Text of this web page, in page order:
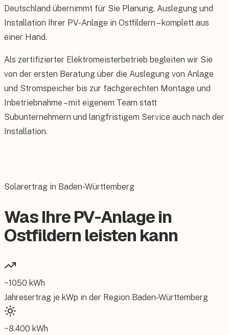
Deutschland übernimmt für Sie Planung, Auslegung und
Installation Ihrer PV-Anlage in Ostfildern – komplett aus
einer Hand.
Als zertifizierter Elektromeisterbetrieb begleiten wir Sie
von der ersten Beratung über die Auslegung von Anlage
und Stromspeicher bis zur fachgerechten Montage und
Inbetriebnahme – mit eigenem Team statt
Subunternehmern und langfristigem Service auch nach der
Installation.
Solarertrag in Baden-Württemberg
Was Ihre PV-Anlage in
Ostfildern leisten kann
~1050 kWh
Jahresertrag je kWp in der Region Baden-Württemberg
~8.400 kWh